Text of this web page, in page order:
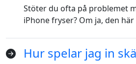
Stöter du ofta på problemet
iPhone fryser? Om ja, den
Hur spelar jag in